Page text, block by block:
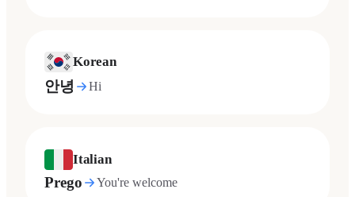
Korean
안녕 Hi
Italian
Prego You're welcome